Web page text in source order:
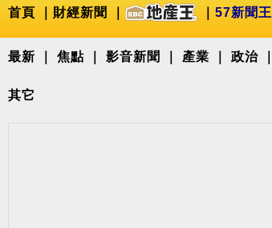
首頁 財經新聞 57新聞王
最新 焦點 影音新聞 產業 政治
其它